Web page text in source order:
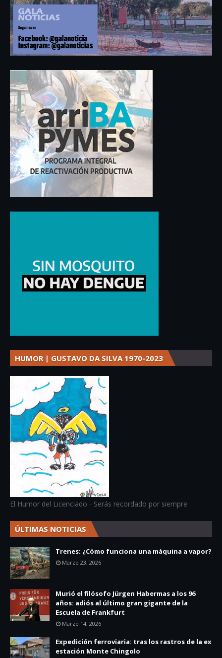
HUMOR | GUSTAVO DA SILVA 1970-2023
El Humor del Licenciado - Serás recordado por siempre
ÚLTIMAS NOTICIAS
Trenes: ¿Cómo funciona una máquina a vapor?
Marzo 23, 2026
Murió el filósofo Jürgen Habermas a los 96
años: adiós al último gran gigante de la
Escuela de Frankfurt
Marzo 14, 2026
Expedición ferroviaria: tras los rastros de la ex
estación Monte Chingolo